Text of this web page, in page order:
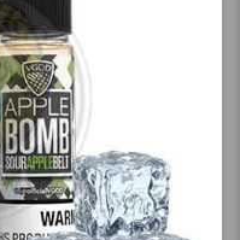
نمایش قیمت ، گزینه های
محصول را از کادر بالا انتخاب
آخرین بروزرسانی
قیمت: 20 ساعت پیش